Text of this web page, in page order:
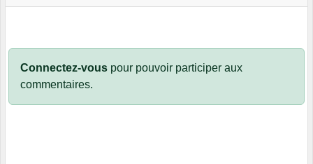
Connectez-vous pour pouvoir participer aux
commentaires.